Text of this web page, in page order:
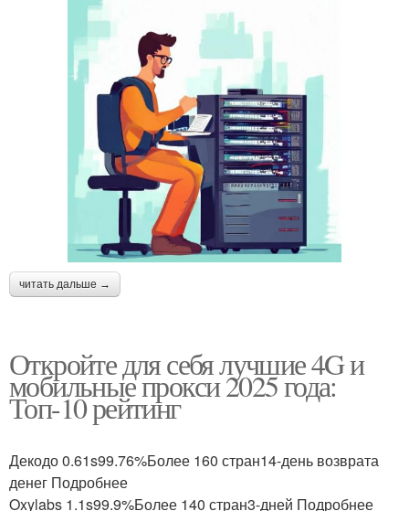
читать дальше →
Откройте для себя лучшие 4G и
мобильные прокси 2025 года:
Топ-10 рейтинг
Декодо 0.61s99.76%Более 160 стран14-день возврата
денег Подробнее
Oxylabs 1.1s99.9%Более 140 стран3-дней Подробнее